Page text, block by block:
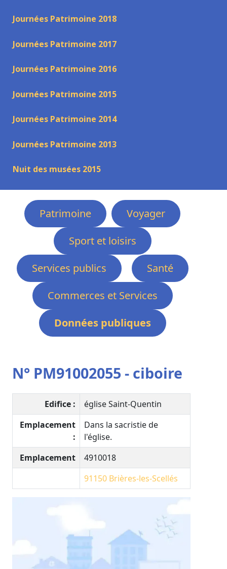
Journées Patrimoine 2018
Journées Patrimoine 2017
Journées Patrimoine 2016
Journées Patrimoine 2015
Journées Patrimoine 2014
Journées Patrimoine 2013
Nuit des musées 2015
Patrimoine
Voyager
Sport et loisirs
Services publics
Santé
Commerces et Services
Données publiques
N° PM91002055 - ciboire
Edifice :
église Saint-Quentin
Emplacement
:
Dans la sacristie de
l'église.
Emplacement
4910018
91150 Brières-les-Scellés